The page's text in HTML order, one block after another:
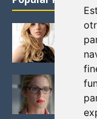
Junio
MAS